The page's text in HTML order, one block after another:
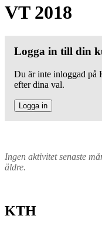
VT 2018
Logga in till din
Du är inte inloggad på
efter dina val.
Logga in
Ingen aktivitet senaste
äldre.
KTH